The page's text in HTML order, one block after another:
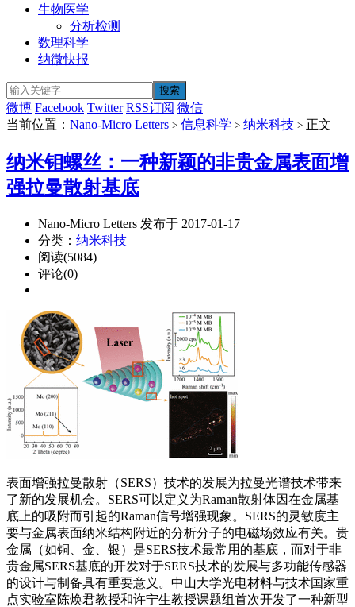
生物医学
分析检测
数理科学
纳微快报
微博 Facebook Twitter RSS订阅 微信
当前位置： Nano-Micro Letters > 信息科学 > 纳米科技 > 正文
纳米钼螺丝：一种新颖的非贵金属表面增
强拉曼散射基底
Nano-Micro Letters 发布于 2017-01-17
分类： 纳米科技
阅读(5084)
评论(0)
表面增强拉曼散射（SERS）技术的发展为拉曼光谱技术带来
了新的发展机会。SERS可以定义为Raman散射体因在金属基
底上的吸附而引起的Raman信号增强现象。SERS的灵敏度主
要与金属表面纳米结构附近的分析分子的电磁场效应有关。贵
金属（如铜、金、银）是SERS技术最常用的基底，而对于非
贵金属SERS基底的开发对于SERS技术的发展与多功能传感器
的设计与制备具有重要意义。中山大学光电材料与技术国家重
点实验室陈焕君教授和许宁生教授课题组首次开发了一种新型